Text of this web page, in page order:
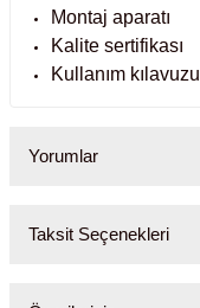
Montaj aparatı
Kalite sertifikası
Kullanım kılavuzu
Yorumlar
Taksit Seçenekleri